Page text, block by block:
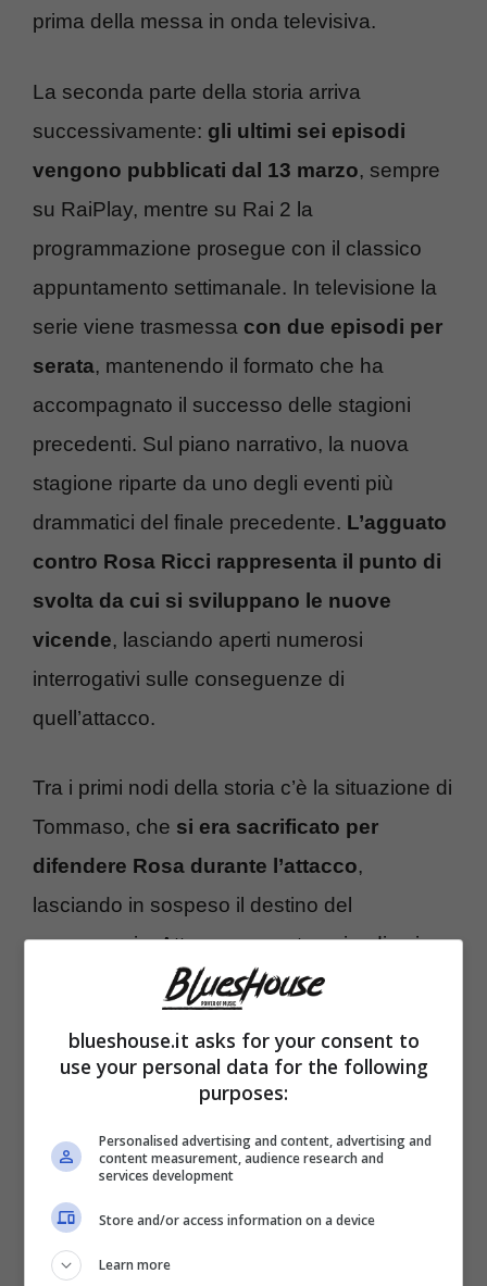
prima della messa in onda televisiva.
La seconda parte della storia arriva
successivamente: gli ultimi sei episodi
vengono pubblicati dal 13 marzo, sempre
su RaiPlay, mentre su Rai 2 la
programmazione prosegue con il classico
appuntamento settimanale. In televisione la
serie viene trasmessa con due episodi per
serata, mantenendo il formato che ha
accompagnato il successo delle stagioni
precedenti. Sul piano narrativo, la nuova
stagione riparte da uno degli eventi più
drammatici del finale precedente. L’agguato
contro Rosa Ricci rappresenta il punto di
svolta da cui si sviluppano le nuove
vicende, lasciando aperti numerosi
interrogativi sulle conseguenze di
quell’attacco.
Tra i primi nodi della storia c’è la situazione di
Tommaso, che si era sacrificato per
difendere Rosa durante l’attacco,
lasciando in sospeso il destino del
personaggio. Attorno a questo episodio si
sviluppano nuove dinamiche che
sia le figure legate al mondo criminale
esterno. Nel frattempo emergono nuovi
conflitti nel controllo delle attività illegali.
Carmela e Simone si contendono il
dominio delle piazze di spaccio, dando vita
a una rivalità che rischia di destabilizzare gli
blueshouse.it asks for your consent to
use your personal data for the following
purposes:
Personalised advertising and content, advertising and
content measurement, audience research and
services development
Store and/or access information on a device
Learn more